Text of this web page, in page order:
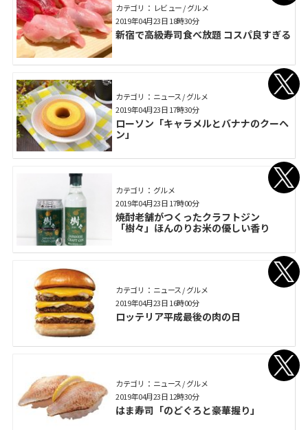
カテゴリ： レビュー / グルメ
新宿で高級寿司食べ放題 コスパ良すぎる
2019年04月23日 18時30分
カテゴリ： ニュース / グルメ
ローソン「キャラメルとバナナのクーヘ
ン」
2019年04月23日 17時30分
カテゴリ： グルメ
焼酎老舗がつくったクラフトジン
「樹々」ほんのりお米の優しい香り
2019年04月23日 17時00分
カテゴリ： ニュース / グルメ
ロッテリア平成最後の肉の日
2019年04月23日 16時00分
カテゴリ： ニュース / グルメ
はま寿司「のどぐろと豪華握り」
2019年04月23日 12時30分